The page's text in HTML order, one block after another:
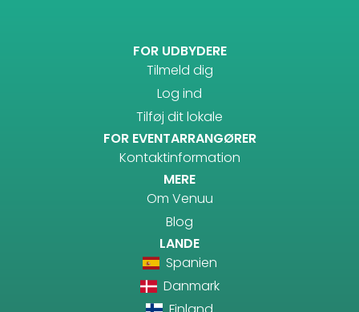
FOR UDBYDERE
Tilmeld dig
Log ind
Tilføj dit lokale
FOR EVENTARRANGØRER
Kontaktinformation
MERE
Om Venuu
Blog
LANDE
Spanien
Danmark